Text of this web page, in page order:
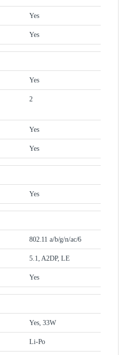
Yes
Yes
Yes
2
Yes
Yes
Yes
802.11 a/b/g/n/ac/6
5.1, A2DP, LE
Yes
Yes, 33W
Li-Po